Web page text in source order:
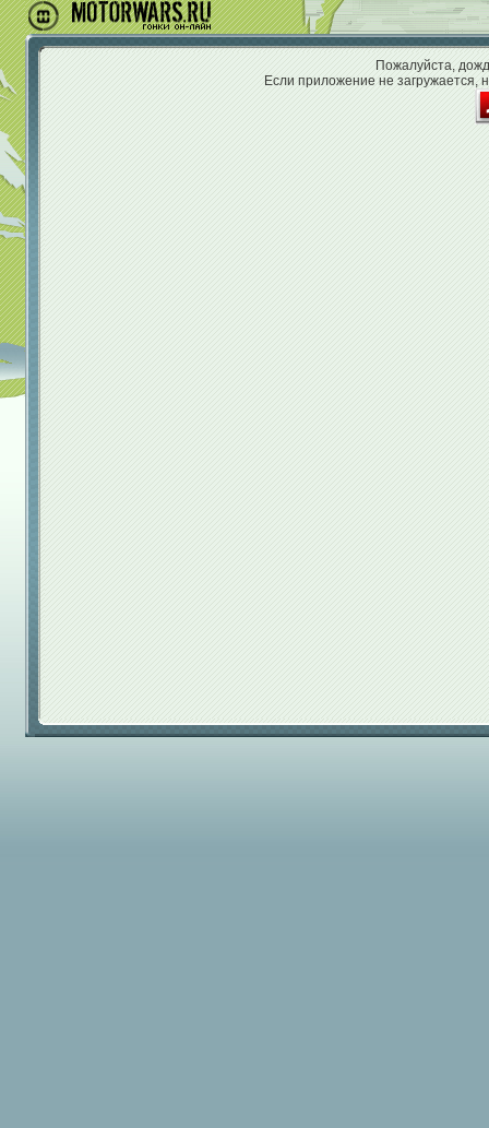
Пожалуйста,
Если приложение не загружается,